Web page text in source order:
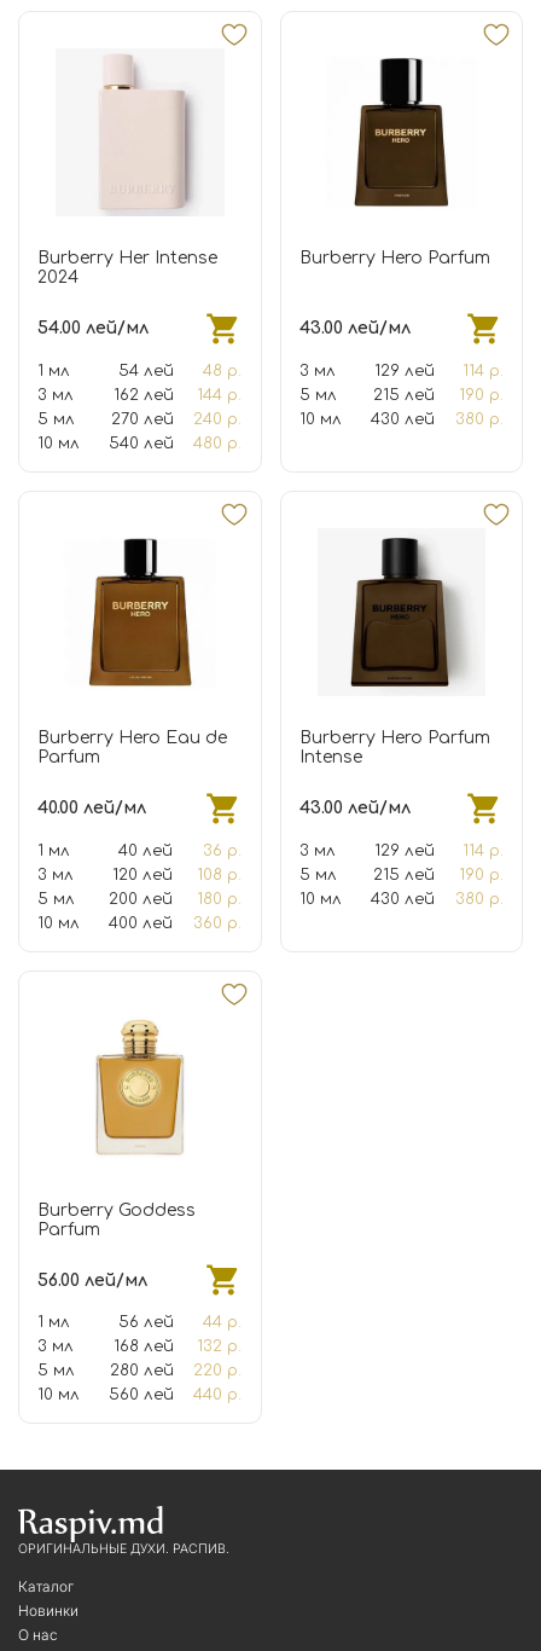
Burberry Her Intense
2024
54.00 лей/мл
1 мл 54 лей
48 р.
3 мл
162 лей
144 р.
5 мл
270 лей
240 р.
10 мл
540 лей 480 р.
Burberry Hero Parfum
43.00 лей/мл
3 мл 129 лей
114 р.
5 мл
215 лей
190 р.
10 мл
430 лей 380 р.
Burberry Hero Eau de
Parfum
40.00 лей/мл
1 мл 40 лей
36 р.
3 мл
120 лей
108 р.
5 мл
200 лей
180 р.
10 мл
400 лей 360 р.
Burberry Hero Parfum
Intense
43.00 лей/мл
3 мл 129 лей
114 р.
5 мл
215 лей
190 р.
10 мл
430 лей 380 р.
Burberry Goddess
Parfum
56.00 лей/мл
1 мл 56 лей
44 р.
3 мл
168 лей
132 р.
5 мл
280 лей
220 р.
10 мл
560 лей 440 р.
ОРИГИНАЛЬНЫЕ ДУХИ. РАСПИВ.
Каталог
Новинки
О нас